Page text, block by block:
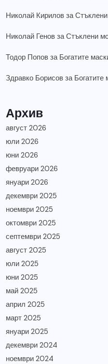
Николай Кирилов за
Николай Генов заСтъклени
Тодор Попов за Богатите
Здравко Борисов за Богатите
Архив
август 2026
юли 2026
юни 2026
февруари 2026
януари 2026
декември 2025
ноември 2025
октомври 2025
септември 2025
август 2025
юли 2025
юни 2025
май 2025
април 2025
март 2025
януари 2025
декември 2024
ноември 2024